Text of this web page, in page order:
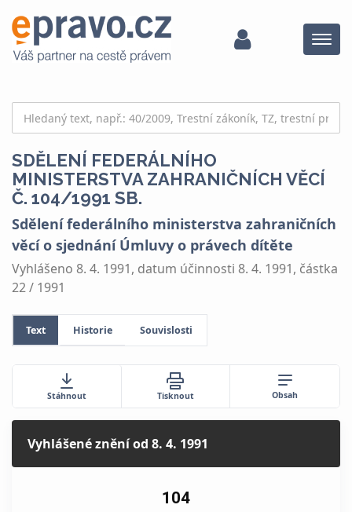
Menu
SDĚLENÍ FEDERÁLNÍHO
MINISTERSTVA ZAHRANIČNÍCH VĚCÍ
Č. 104/1991 SB.
Sdělení federálního ministerstva zahraničních
věcí o sjednání Úmluvy o právech dítěte
Vyhlášeno 8. 4. 1991, datum účinnosti 8. 4. 1991, částka
22 / 1991
Text Historie Souvislosti
Stáhnout Tisknout Obsah
Vyhlášené zněníod 8. 4. 1991
104